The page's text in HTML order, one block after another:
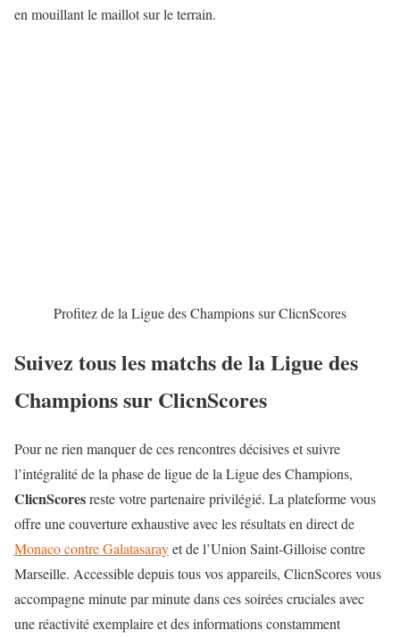
en mouillant le maillot sur le terrain.
Profitez de la Ligue des Champions sur ClicnScores
Suivez tous les matchs de la Ligue des
Champions sur ClicnScores
Pour ne rien manquer de ces rencontres décisives et suivre
l’intégralité de la phase de ligue de la Ligue des Champions,
ClicnScoresreste votre partenaire privilégié. La plateforme vous
offre une couverture exhaustive avec les résultats en direct de
Monaco contre Galatasarayet de l’Union Saint-Gilloise contre
Marseille. Accessible depuis tous vos appareils, ClicnScores vous
accompagne minute par minute dans ces soirées cruciales avec
une réactivité exemplaire et des informations constamment